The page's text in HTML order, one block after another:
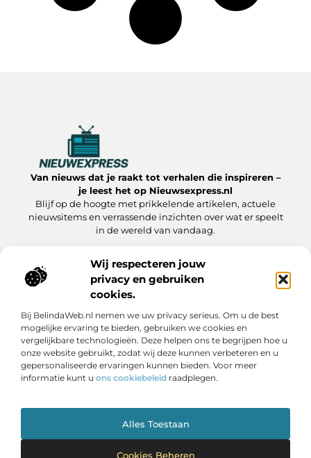
Wij respecteren jouw
privacy en gebruiken
cookies.
Bij BelindaWeb.nl nemen we uw privacy serieus. Om u de best
mogelijke ervaring te bieden, gebruiken we cookies en
vergelijkbare technologieën. Deze helpen ons te begrijpen hoe u
onze website gebruikt, zodat wij deze kunnen verbeteren en u
gepersonaliseerde ervaringen kunnen bieden. Voor meer
informatie kunt u ons cookiebeleid raadplegen.
Alles Toestaan
Cookies Beheren
Van nieuws dat je raakt tot verhalen die inspireren –
je leest het op Nieuwsexpress.nl
Blijf op de hoogte met prikkelende artikelen, actuele
nieuwsitems en verrassende inzichten over wat er speelt
in de wereld van vandaag.
Onze informatie
Bericht categorie
Cookiebeleid (EU)
@2025 www.nieuwsexpress.nl. All Right Reserved.